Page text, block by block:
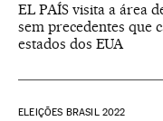
EL PAÍS visita a área
sem precedentes que
estados dos EUA
ELEIÇÕES BRASIL 2022